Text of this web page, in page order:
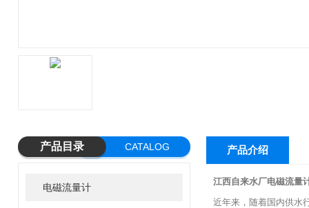
产品目录 CATALOG
电磁流量计
产品介绍
江西自来水厂电磁流量
近年来，随着国内供水